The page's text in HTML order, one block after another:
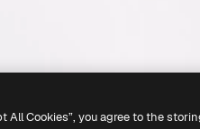
All Cookies”, you agree to the